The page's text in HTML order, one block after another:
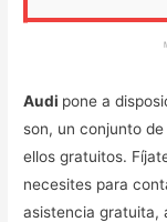
Audi pone a
son, un conjunto
ellos gratuitos.
necesites para
asistencia gratuita,